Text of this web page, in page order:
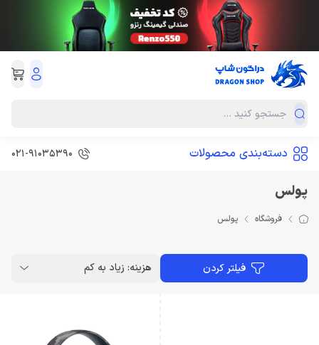
دسته‌بندی محصولات 021-91035390
پولس
فروشگاه پولس
فیلتر کردن هزینه: زیاد به کم